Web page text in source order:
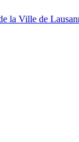
la Ville de